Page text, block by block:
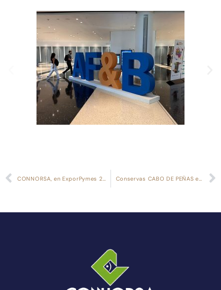
CONNORSA, en ExporPymes 2023 Conservas CABO DE PEÑAS en Anuga 2023, la gran feria mundial de la alimentación